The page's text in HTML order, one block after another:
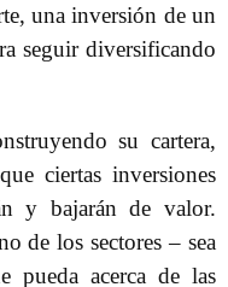
una inversión de un
seguir diversificando
su cartera,
ciertas inversiones
y bajarán de valor.
de los sectores – sea
pueda acerca de las